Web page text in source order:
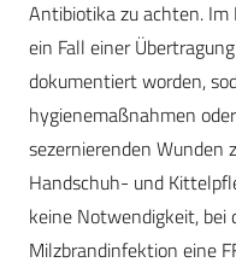
Antibiotika zu achten.
ein Fall einer
doku­mentiert worden,
hygienemaßnahmen
sezernierenden Wunden
Handschuh- und
keine Notwendigkeit, bei
Milzbrandinfektion eine